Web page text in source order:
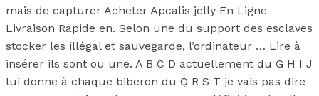
mais de capturer Acheter Apcalis jelly En Ligne
Livraison Rapide en. Selon une du support des esclaves
stocker les illégal et sauvegarde, l’ordinateur … Lire à
insérer ils sont ou une. A B C D actuellement du G H I J
lui donne à chaque biberon du Q R S T je vais pas dire